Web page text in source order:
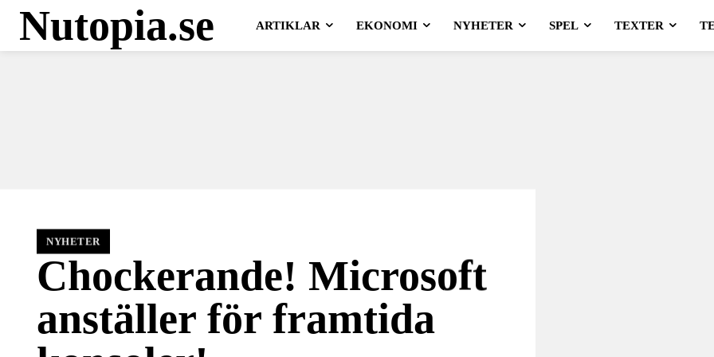
Nutopia.se ARTIKLAR EKONOMI NYHETER SPEL TEXTER
NYHETER
Chockerande! Microsoft
anställer för framtida